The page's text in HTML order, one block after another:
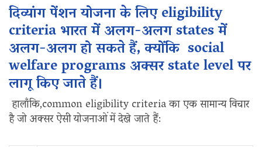
दिव्यांग पेंशन योजना के लिए eligibility
criteria भारत में अलग-अलग states में
अलग-अलग हो सकते हैं, क्योंकि social
welfare programs अक्सर state level पर
लागू किए जाते हैं।
हालाँकि,common eligibility criteria का एक सामान्य विचार
है जो अक्सर ऐसी योजनाओं में देखे जाते हैं: